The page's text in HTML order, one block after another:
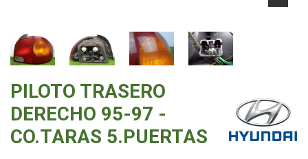
PILOTO TRASERO
DERECHO 95-97 -
CO.TARAS 5.PUERTAS